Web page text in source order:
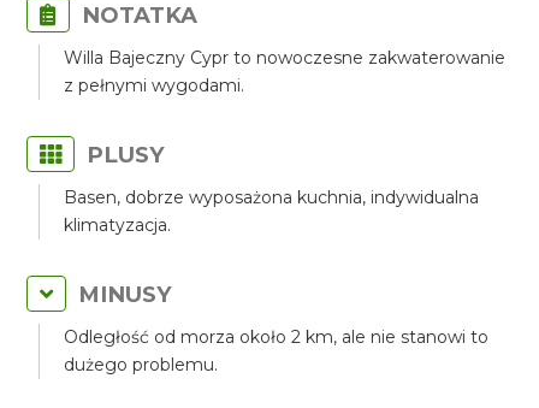
NOTATKA
Willa Bajeczny Cypr to nowoczesne zakwaterowanie
z pełnymi wygodami.
PLUSY
Basen, dobrze wyposażona kuchnia, indywidualna
klimatyzacja.
MINUSY
Odległość od morza około 2 km, ale nie stanowi to
dużego problemu.